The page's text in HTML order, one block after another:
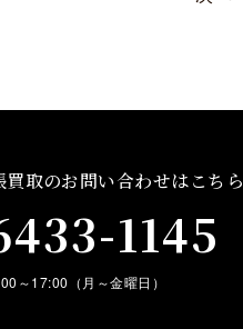
買取のお問い合わせはこちら
1145
～17:00（月～金曜日）